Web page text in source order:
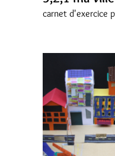
carnet d'exercice